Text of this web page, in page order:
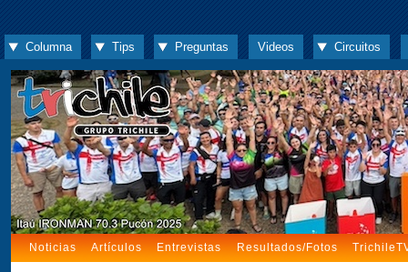
Columna Tips Preguntas Videos Circuitos
Noticias Artículos Entrevistas Resultados/Fotos